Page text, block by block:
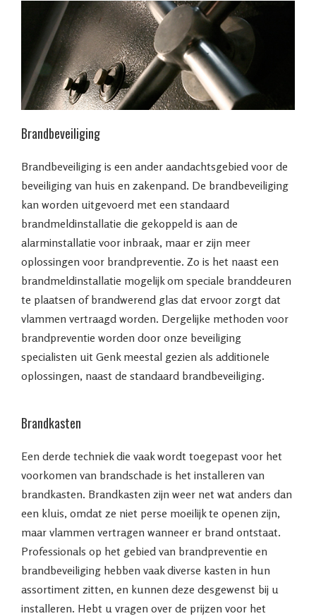
Brandbeveiliging
Brandbeveiliging is een ander aandachtsgebied voor de
beveiliging van huis en zakenpand. De brandbeveiliging
kan worden uitgevoerd met een standaard
brandmeldinstallatie die gekoppeld is aan de
alarminstallatie voor inbraak, maar er zijn meer
oplossingen voor brandpreventie. Zo is het naast een
brandmeldinstallatie mogelijk om speciale branddeuren
te plaatsen of brandwerend glas dat ervoor zorgt dat
vlammen vertraagd worden. Dergelijke methoden voor
brandpreventie worden door onze beveiliging
specialisten uit Genk meestal gezien als additionele
oplossingen, naast de standaard brandbeveiliging.
Brandkasten
Een derde techniek die vaak wordt toegepast voor het
voorkomen van brandschade is het installeren van
brandkasten. Brandkasten zijn weer net wat anders dan
een kluis, omdat ze niet perse moeilijk te openen zijn,
maar vlammen vertragen wanneer er brand ontstaat.
Professionals op het gebied van brandpreventie en
brandbeveiliging hebben vaak diverse kasten in hun
assortiment zitten, en kunnen deze desgewenst bij u
installeren. Hebt u vragen over de prijzen voor het